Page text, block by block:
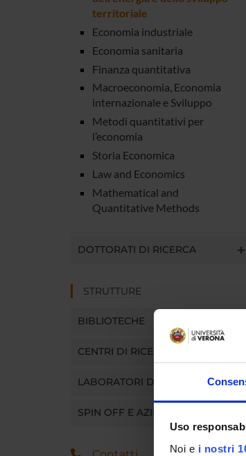
Uso
Noi e i nostri
territoriale
Economia industriale
Economia sanitaria
Finanza quantitativa
Macroeconomia, Economia
internazionale e Sviluppo
Metodi quantitativi per
l’economia
Storia Economica
Law and Economics
Mathematical and
Quantitative Methods
DOTTORATI DI RICERCA
STRUTTURE
BIBLIOTECHE
CENTRI DI RICERCA
LABORATORI DI RICERCA
SPIN OFF E AZIENDE